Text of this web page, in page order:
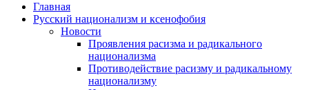
Главная
Русский национализм и ксенофобия
Новости
Проявления расизма и радикального
национализма
Противодействие расизму и радикальному
национализму